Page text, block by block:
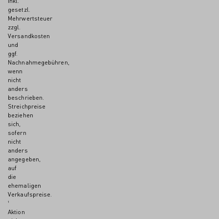
gesetzl.
Mehrwertsteuer
zzgl.
Versandkosten
und
ggf.
Nachnahmegebühren,
wenn
nicht
anders
beschrieben.
Streichpreise
beziehen
sich,
sofern
nicht
anders
angegeben,
auf
die
ehemaligen
Verkaufspreise.
¹
Aktion